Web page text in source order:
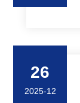
26
2025-12